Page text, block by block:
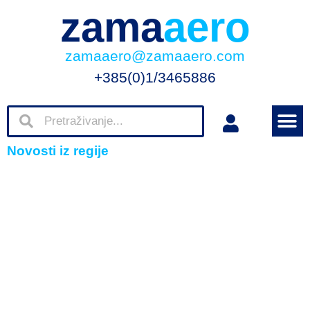
zamaaero
zamaaero@zamaaero.com
+385(0)1/3465886
Novosti iz regije